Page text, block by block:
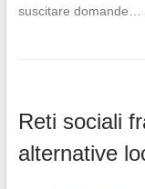
suscitare domande…
Reti sociali
alternative